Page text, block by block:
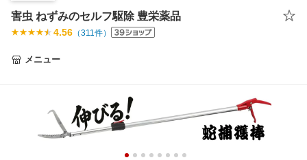
害虫 ねずみのセルフ駆除 豊栄薬品
4.56 （311件）
メニュー